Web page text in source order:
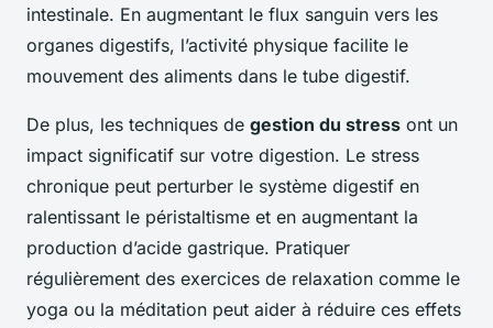
intestinale. En augmentant le flux sanguin vers les
organes digestifs, l’activité physique facilite le
mouvement des aliments dans le tube digestif.
De plus, les techniques de gestion du stress ont un
impact significatif sur votre digestion. Le stress
chronique peut perturber le système digestif en
ralentissant le péristaltisme et en augmentant la
production d’acide gastrique. Pratiquer
régulièrement des exercices de relaxation comme le
yoga ou la méditation peut aider à réduire ces effets